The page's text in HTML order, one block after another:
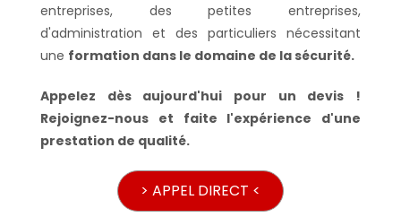
entreprises, des petites entreprises,
d'administration et des particuliers nécessitant
une formation dans le domaine de la sécurité.
Appelez dès aujourd'hui pour un devis !
Rejoignez-nous et faite l'expérience d'une
prestation de qualité.
> APPEL DIRECT <